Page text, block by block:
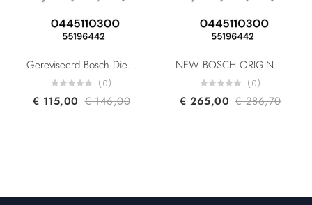
Gereviseerd Bosch Diesel Injector 0445110300 55196442 55221023 95517512 For Alfa Romeo Fiat General Motors Lancia Opel 1.6 Multijet Diesel Fuel Injector
(0)
€ 115,00 €146,00
NEW BOSCH ORIGINAL 0445110300 55196442 55221023 95517512 For Alfa Romeo Fiat General Motors Lancia Opel 1.6 Multijet Diesel Fuel Injector
(0)
€ 265,00 €286,70